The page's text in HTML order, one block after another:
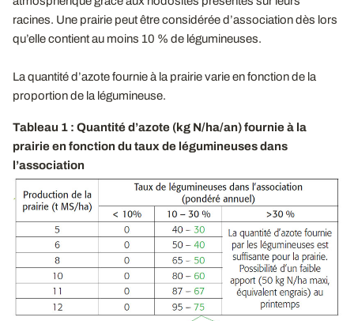
racines. Une prairie peut être considérée d’association dès lors
qu’elle contient au moins 10 % de légumineuses.
La quantité d’azote fournie à la prairie varie en fonction de la
proportion de la légumineuse.
Tableau 1 : Quantité d’azote (kg N/ha/an) fournie à la
prairie en fonction du taux de légumineuses dans
l’association